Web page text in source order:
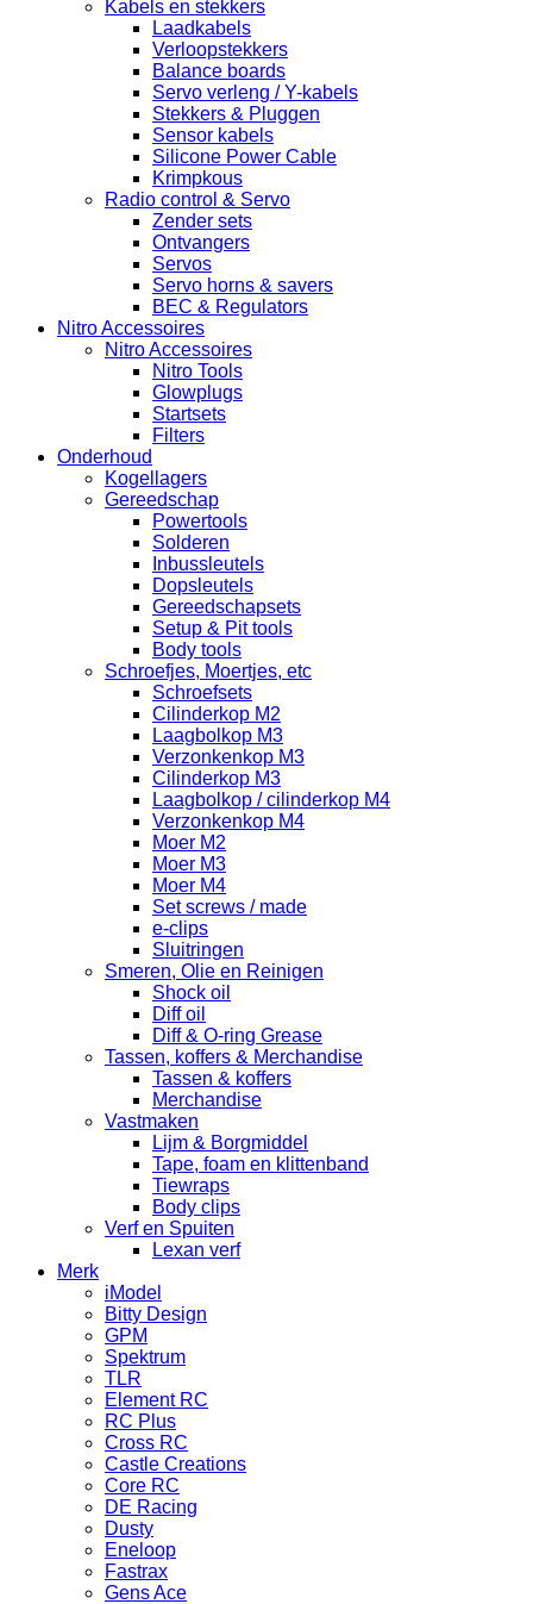
Kabels en stekkers
Laadkabels
Verloopstekkers
Balance boards
Servo verleng / Y-kabels
Stekkers & Pluggen
Sensor kabels
Silicone Power Cable
Krimpkous
Radio control & Servo
Zender sets
Ontvangers
Servos
Servo horns & savers
BEC & Regulators
Nitro Accessoires
Nitro Accessoires
Nitro Tools
Glowplugs
Startsets
Filters
Onderhoud
Kogellagers
Gereedschap
Powertools
Solderen
Inbussleutels
Dopsleutels
Gereedschapsets
Setup & Pit tools
Body tools
Schroefjes, Moertjes, etc
Schroefsets
Cilinderkop M2
Laagbolkop M3
Verzonkenkop M3
Cilinderkop M3
Laagbolkop / cilinderkop M4
Verzonkenkop M4
Moer M2
Moer M3
Moer M4
Set screws / made
e-clips
Sluitringen
Smeren, Olie en Reinigen
Shock oil
Diff oil
Diff & O-ring Grease
Tassen, koffers & Merchandise
Tassen & koffers
Merchandise
Vastmaken
Lijm & Borgmiddel
Tape, foam en klittenband
Tiewraps
Body clips
Verf en Spuiten
Lexan verf
Merk
iModel
Bitty Design
GPM
Spektrum
TLR
Element RC
RC Plus
Cross RC
Castle Creations
Core RC
DE Racing
Dusty
Eneloop
Fastrax
Gens Ace